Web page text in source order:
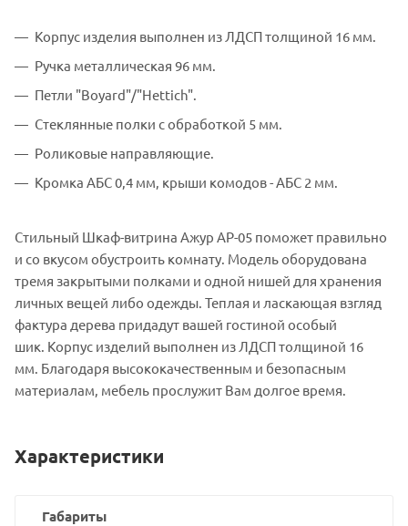
Корпус изделия выполнен из ЛДСП толщиной 16 мм.
Ручка металлическая 96 мм.
Петли "Воyard"/"Hettich".
Стеклянные полки с обработкой 5 мм.
Роликовые направляющие.
Кромка АБС 0,4 мм, крыши комодов - АБС 2 мм.
Стильный Шкаф-витрина Ажур АР-05 поможет правильно
и со вкусом обустроить комнату. Модель оборудована
тремя закрытыми полками и одной нишей для хранения
личных вещей либо одежды. Теплая и ласкающая взгляд
фактура дерева придадут вашей гостиной особый
шик. Корпус изделий выполнен из ЛДСП толщиной 16
мм. Благодаря высококачественным и безопасным
материалам, мебель прослужит Вам долгое время.
Характеристики
Габариты